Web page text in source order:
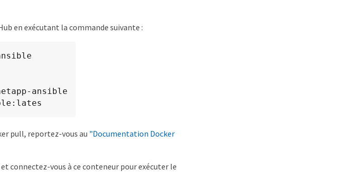
en exécutant la commande suivante :
ansible
pull, reportez-vous au "Documentation Docker
connectez-vous à ce conteneur pour exécuter le